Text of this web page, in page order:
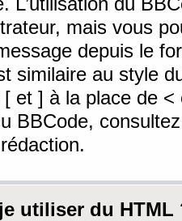
mais vous
depuis le
similaire au style
et ] à la place de <
BBCode,
utiliser du HTML